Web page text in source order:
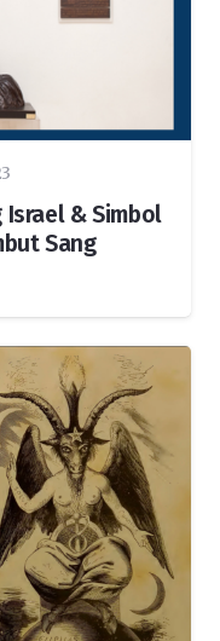
Israel & Simbol
Sang